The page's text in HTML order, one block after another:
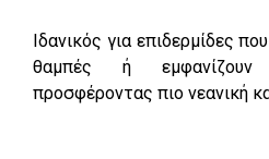
Ιδανικός για επιδερμίδες
θαμπές ή εμφανίζουν
προσφέροντας πιο νεανική